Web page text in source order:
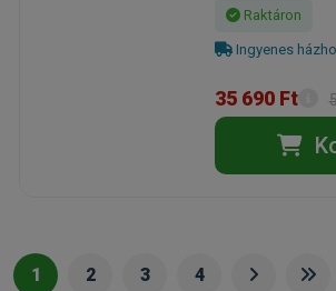
Raktáron
Ingyenes
35 690 Ft
1 2 3 4